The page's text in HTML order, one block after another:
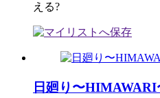
える?
日廻り〜HIMAWARI